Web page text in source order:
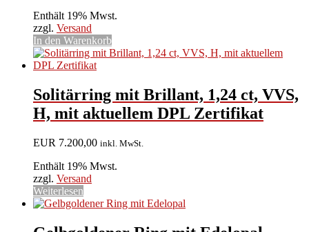
Enthält 19% Mwst.
zzgl. Versand
In den Warenkorb
Solitärring mit Brillant, 1,24 ct, VVS,
H, mit aktuellem DPL Zertifikat
EUR 7.200,00 inkl. MwSt.
Enthält 19% Mwst.
zzgl. Versand
Weiterlesen